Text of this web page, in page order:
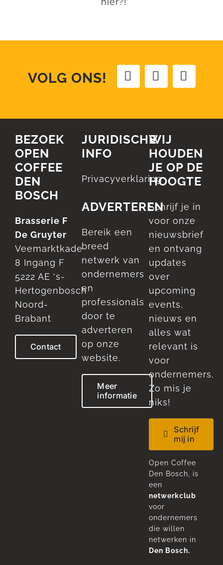
VOLG ONS!
BEZOEK
OPEN
COFFEE
DEN
BOSCH
Brasserie F
De Gruyter
Veemarktkade
8 Ingang F
5222 AE ‘s-
Hertogenbosch
Noord-
Brabant
Contact
JURIDISCHE
INFO
Privacyverklaring
ADVERTEREN
Bereik een
breed
netwerk van
ondernemers
en
professionals
door te
adverteren
op onze
website.
Meer
informatie
WIJ
HOUDEN
JE OP DE
HOOGTE
Schrijf je in
voor onze
nieuwsbrief
en ontvang
updates
over
upcoming
events,
nieuws en
alles wat
relevant is
voor
ondernemers.
Zo mis je
niks!
Schrijf
mij in
Open Coffee
Den Bosch, is
een
netwerkclub
voor
ondernemers
die willen
netwerken in
Den Bosch.